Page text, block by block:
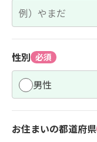
性別 必須
男性
お住まいの都道府県